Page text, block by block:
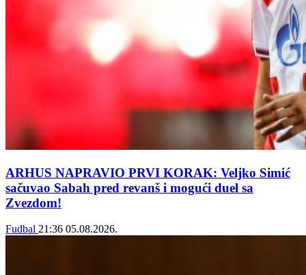
ARHUS NAPRAVIO PRVI KORAK: Veljko Simić
sačuvao Sabah pred revanš i mogući duel sa
Zvezdom!
Fudbal 21:36 05.08.2026.